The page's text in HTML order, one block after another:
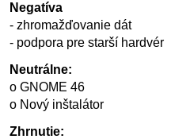
Negatíva
- zhromažďovanie dát
- podpora pre starší hardvér
Neutrálne:
o GNOME 46
o Nový inštalátor
Zhrnutie: